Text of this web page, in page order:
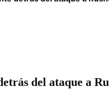
del ataque a